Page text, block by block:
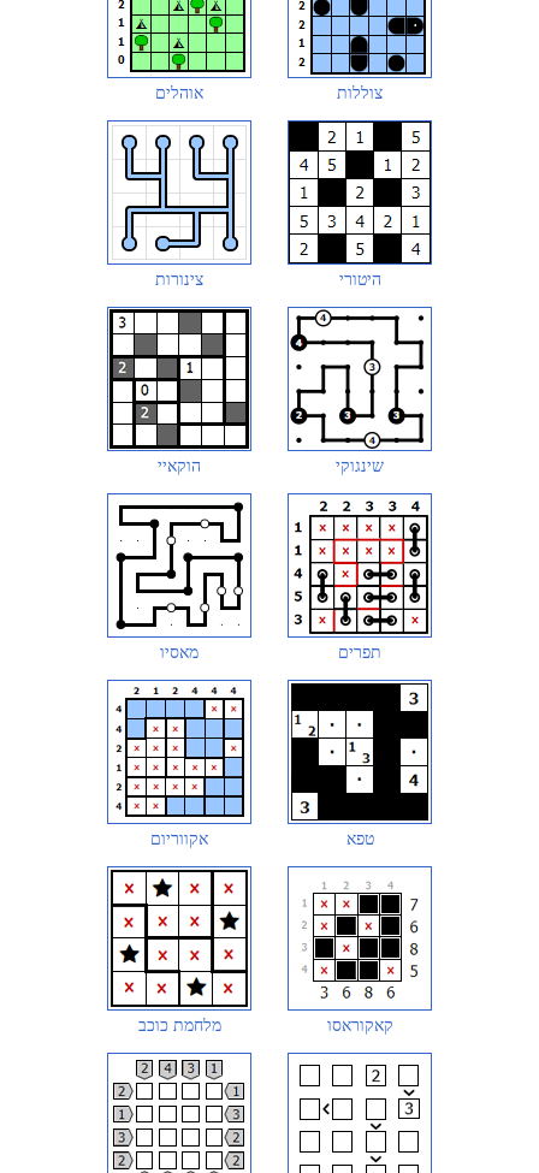
אוהלים צוללות
צינורות היטורי
הוקאיי שינגוקי
מאסיו תפרים
אקווריום טפא
מלחמת כוכב קאקוראסו